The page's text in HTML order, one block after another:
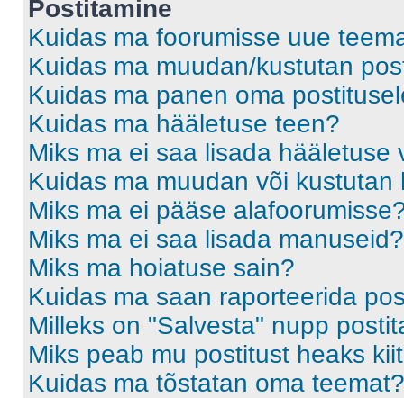
Postitamine
Kuidas ma foorumisse uue
Kuidas ma muudan/kustutan
Kuidas ma panen oma
Kuidas ma hääletuse teen?
Miks ma ei saa lisada hääletuse
Kuidas ma muudan või kustutan
Miks ma ei pääse
Miks ma ei saa lisada manuseid?
Miks ma hoiatuse sain?
Kuidas ma saan raporteerida
Milleks on "Salvesta" nupp
Miks peab mu postitust heaks
Kuidas ma tõstatan oma teemat?